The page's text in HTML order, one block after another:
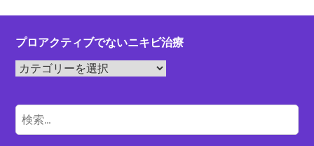
プロアクティブでないニキビ治療
プ
ア
ク
テ
検
索: